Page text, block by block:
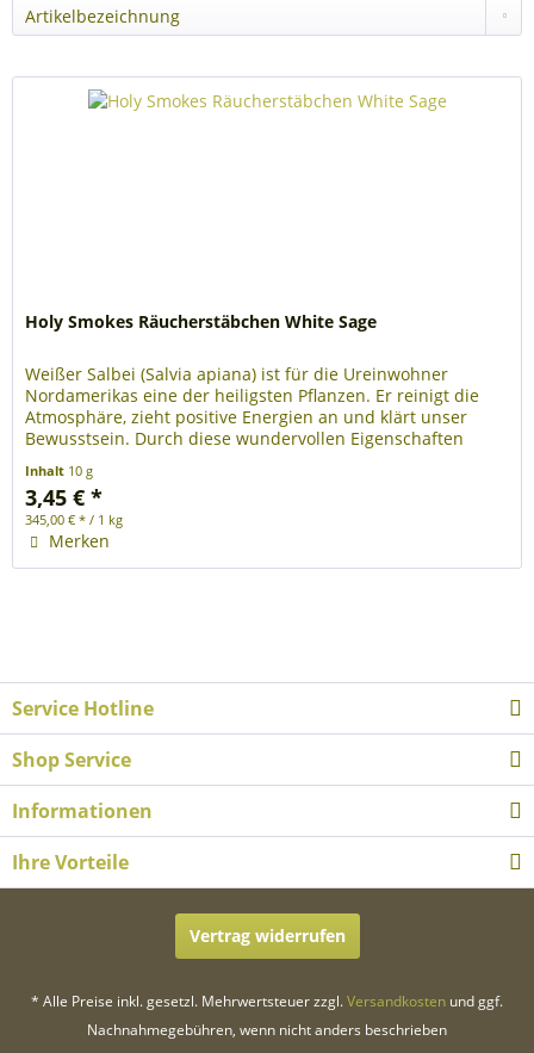
Holy Smokes Räucherstäbchen White Sage
Weißer Salbei (Salvia apiana) ist für die Ureinwohner
Nordamerikas eine der heiligsten Pflanzen. Er reinigt die
Atmosphäre, zieht positive Energien an und klärt unser
Bewusstsein. Durch diese wundervollen Eigenschaften
Inhalt 10 g
3,45 € *
345,00 € * / 1 kg
Merken
Service Hotline
Shop Service
Informationen
Ihre Vorteile
Vertrag widerrufen
* Alle Preise inkl. gesetzl. Mehrwertsteuer zzgl.Versandkosten und ggf.
Nachnahmegebühren, wenn nicht anders beschrieben